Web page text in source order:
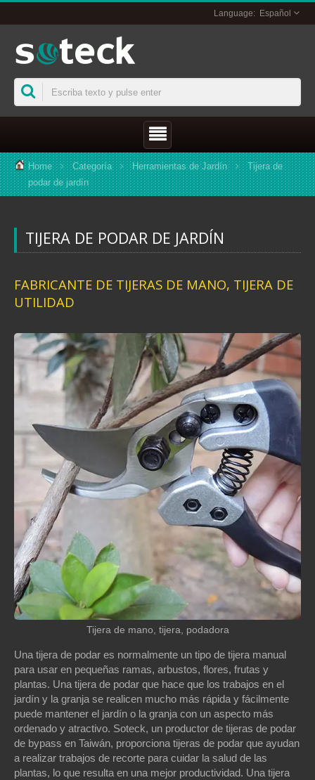
Español
Home Categoría Herramientas de Jardín
Tijera de
podar de jardín
TIJERA DE PODAR DE JARDÍN
FABRICANTE DE TIJERAS DE MANO, TIJERA DE
UTILIDAD
Tijera de mano, tijera, podadora
Una tijera de podar es normalmente un tipo de tijera manual
para usar en pequeñas ramas, arbustos, flores, frutas y
plantas. Una tijera de podar que hace que los trabajos en el
jardín y la granja se realicen mucho más rápida y fácilmente
puede mantener el jardín o la granja con un aspecto más
ordenado y atractivo. Soteck, un productor de tijeras de podar
de bypass en Taiwán, proporciona tijeras de podar que ayudan
a realizar trabajos de recorte para cuidar la salud de las
plantas, lo que resulta en una mejor productividad. Una tijera